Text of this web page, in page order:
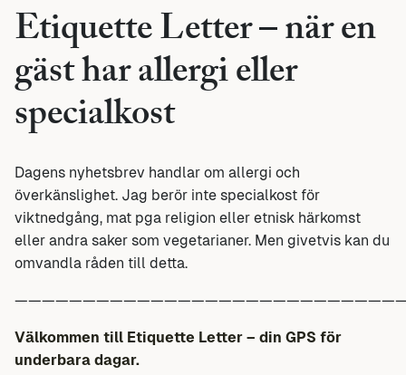
Etiquette Letter – när en
gäst har allergi eller
specialkost
Dagens nyhetsbrev handlar om allergi och
överkänslighet. Jag berör inte specialkost för
viktnedgång, mat pga religion eller etnisk härkomst
eller andra saker som vegetarianer. Men givetvis kan du
omvandla råden till detta.
Välkommen till Etiquette Letter – din GPS för
underbara dagar.